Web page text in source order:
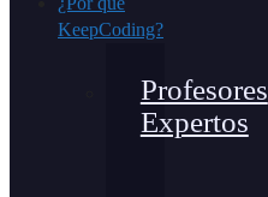
KeepCoding?
Profesores
Expertos